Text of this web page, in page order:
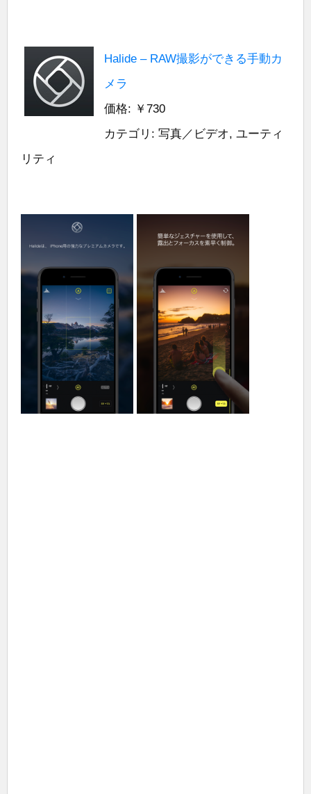
Halide – RAW撮影ができる手動カ
メラ
価格: ￥730
カテゴリ: 写真／ビデオ, ユーティ
リティ